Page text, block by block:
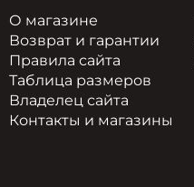
О магазине
Возврат и гарантии
Правила сайта
Таблица размеров
Владелец сайта
Контакты и магазины